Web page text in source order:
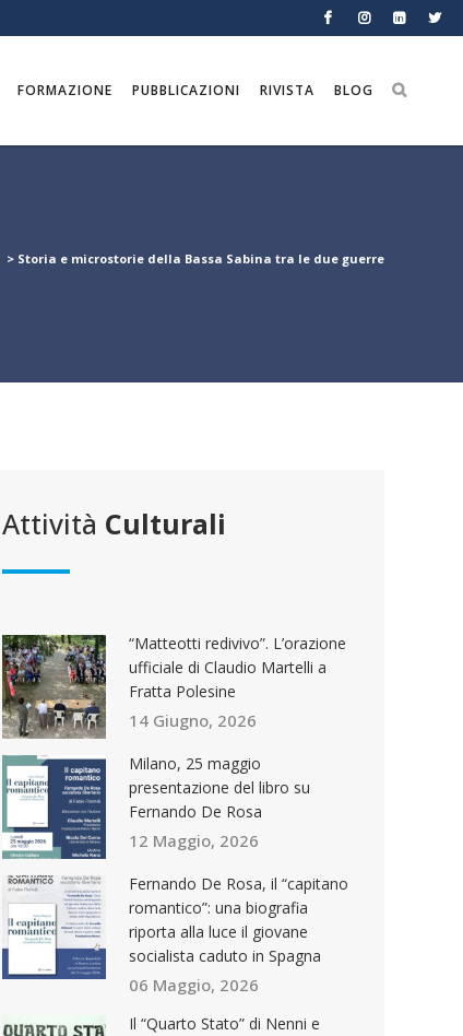
FORMAZIONE PUBBLICAZIONI RIVISTA BLOG
> Storia e microstorie della Bassa Sabina tra le due guerre
Attività Culturali
“Matteotti redivivo”. L’orazione
ufficiale di Claudio Martelli a
Fratta Polesine
14 Giugno, 2026
Milano, 25 maggio
presentazione del libro su
Fernando De Rosa
12 Maggio, 2026
Fernando De Rosa, il “capitano
romantico”: una biografia
riporta alla luce il giovane
socialista caduto in Spagna
06 Maggio, 2026
Il “Quarto Stato” di Nenni e